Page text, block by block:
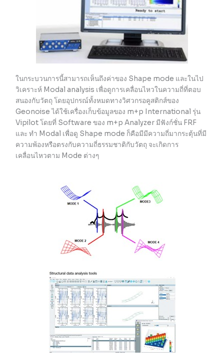
ในกระบวนการนี้สามารถเห็นถึงค่าของ Shape mode และในไป
วิเคราะห์ Modal analysis เพื่อดูการเคลื่อนไหวในความถี่ที่ตอบ
สนองกับวัตถุ โดยอุปกรณ์ทั้งหมดทางวิศวกรอคูสติกส์ของ
Geonoise ได้ใช้เครื่องเก็บข้อมูลของ m+p International รุ่น
Vipilot โดยที่ Software ของ m+p Analyzer มีฟังก์ชั่น FRF
และ ทำ Modal เพื่อดู Shape mode ก็คือมีมีความถี่มากระตุ้นที่มี
ความพ้องหรือตรงกับความถี่ธรรมชาติกับวัตถุ จะเกิดการ
เคลื่อนไหวตาม Mode ต่างๆ